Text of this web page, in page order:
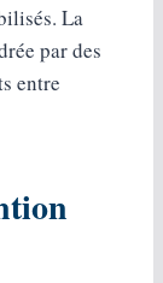
La
par des
entre